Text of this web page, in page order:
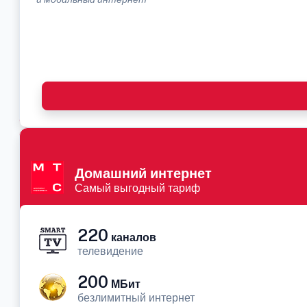
Домашний интернет
Самый выгодный тариф
220 каналов
телевидение
200 МБит
безлимитный интернет